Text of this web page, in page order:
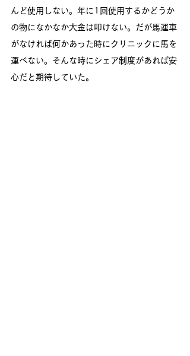
んど使用しない。年に1回使用するかどうか
の物になかなか大金は叩けない。だが馬運車
がなければ何かあった時にクリニックに馬を
運べない。そんな時にシェア制度があれば安
心だと期待していた。